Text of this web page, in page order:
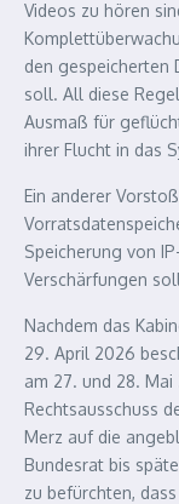
Videos zu hören
den gespeicherten
soll. All diese
Ausmaß für
ihrer Flucht in das
Ein anderer
Speicherung von IP
Verschärfungen
Nachdem das
29. April 2026
am 27. und 28.
Rechtsausschuss
Merz auf die
Bundesrat bis
zu befürchten,